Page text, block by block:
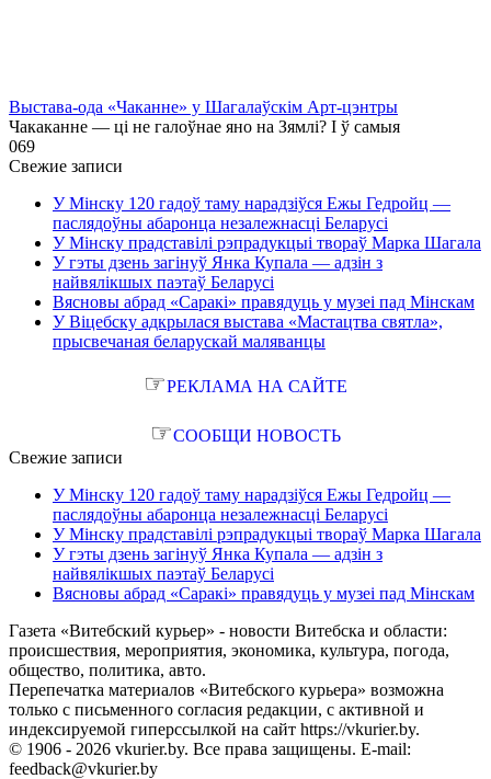
Выстава-ода «Чаканне» у Шагалаўскім Арт-цэнтры
Чакаканне — ці не галоўнае яно на Зямлі? І ў самыя
069
Свежие записи
У Мінску 120 гадоў таму нарадзіўся Ежы Гедройц —
паслядоўны абаронца незалежнасці Беларусі
У Мінску прадставілі рэпрадукцыі твораў Марка Шагала
У гэты дзень загінуў Янка Купала — адзін з
найвялікшых паэтаў Беларусі
Вясновы абрад «Саракі» правядуць у музеі пад Мінскам
У Віцебску адкрылася выстава «Мастацтва святла»,
прысвечаная беларускай маляванцы
☞РЕКЛАМА НА САЙТЕ
☞СООБЩИ НОВОСТЬ
Свежие записи
У Мінску 120 гадоў таму нарадзіўся Ежы Гедройц —
паслядоўны абаронца незалежнасці Беларусі
У Мінску прадставілі рэпрадукцыі твораў Марка Шагала
У гэты дзень загінуў Янка Купала — адзін з
найвялікшых паэтаў Беларусі
Вясновы абрад «Саракі» правядуць у музеі пад Мінскам
Газета «Витебский курьер» - новости Витебска и области:
происшествия, мероприятия, экономика, культура, погода,
общество, политика, авто.
Перепечатка материалов «Витебского курьера» возможна
только с письменного согласия редакции, с активной и
индексируемой гиперссылкой на сайт https://vkurier.by.
© 1906 - 2026 vkurier.by. Все права защищены. E-mail:
feedback@vkurier.by